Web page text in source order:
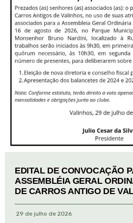
EDITAL DE CONVOCAÇÃO
ASSEMBLÉIA GERAL
DE CARROS ANTIGO DE
29 de julho de 2026